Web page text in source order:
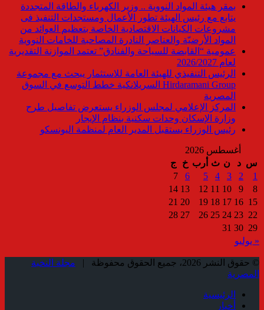
بمقر هيئة المواد النووية .. وزير الكهرباء والطاقة المتجددة
يتابع مع رئيس الهيئة تطور الأعمال ومستجدات التنفيذ فى
مشروعات الكيانات الاقتصادية الخاصة بتعظيم العوائد من
المواد الأرضيّة والعناصر النادرة المصاحبة للخامات النووية
عمومية “القابضة للسياحة والفنادق” تعتمد الموازنة التقديرية
لعام 2026/2027
الرئيس التنفيذي للهيئة العامة للاستثمار يبحث مع مجموعة
Hirdaramani Group السريلانكية خطط التوسع في السوق
المصرية
المركز الإعلامي لمجلس الوزراء يستعرض تفاصيل طرح
وزارة الإسكان وحدات سكنية بنظام الإيجار
رئيس الوزراء يستقبل المدير العام لمنظمة اليونسكو
أغسطس 2026
س د ن ث أرب خ
ج
1
2
3
4
5
6
7
8
9
10
11
12
13
14
15
16
17
18
19
20
21
22
23
24
25
26
27
28
29
30
31
« يوليو
© حقوق النشر 2026، جميع الحقوق محفوظة |
مجلة النخبة
المصرية
الرئيسية
أخبار